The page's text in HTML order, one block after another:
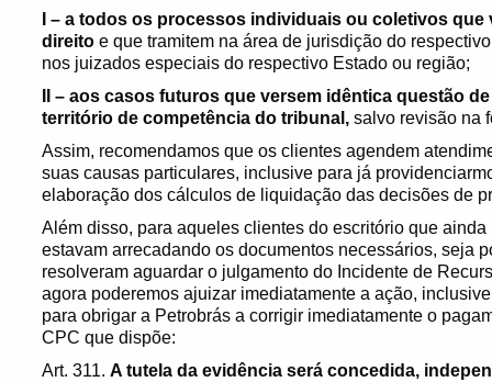
I – a todos os processos individuais ou coletivos
direito e que tramitem na área de jurisdição do
nos juizados especiais do respectivo Estado ou região;
II – aos casos futuros que versem idêntica questão
território de competência do tribunal, salvo revisão na
Assim, recomendamos que os clientes agendem
suas causas particulares, inclusive para já
elaboração dos cálculos de liquidação das decisões de
Além disso, para aqueles clientes do escritório que
estavam arrecadando os documentos necessários, seja
resolveram aguardar o julgamento do Incidente de
agora poderemos ajuizar imediatamente a ação,
para obrigar a Petrobrás a corrigir imediatamente o
CPC que dispõe:
Art. 311. A tutela da evidência será concedida,